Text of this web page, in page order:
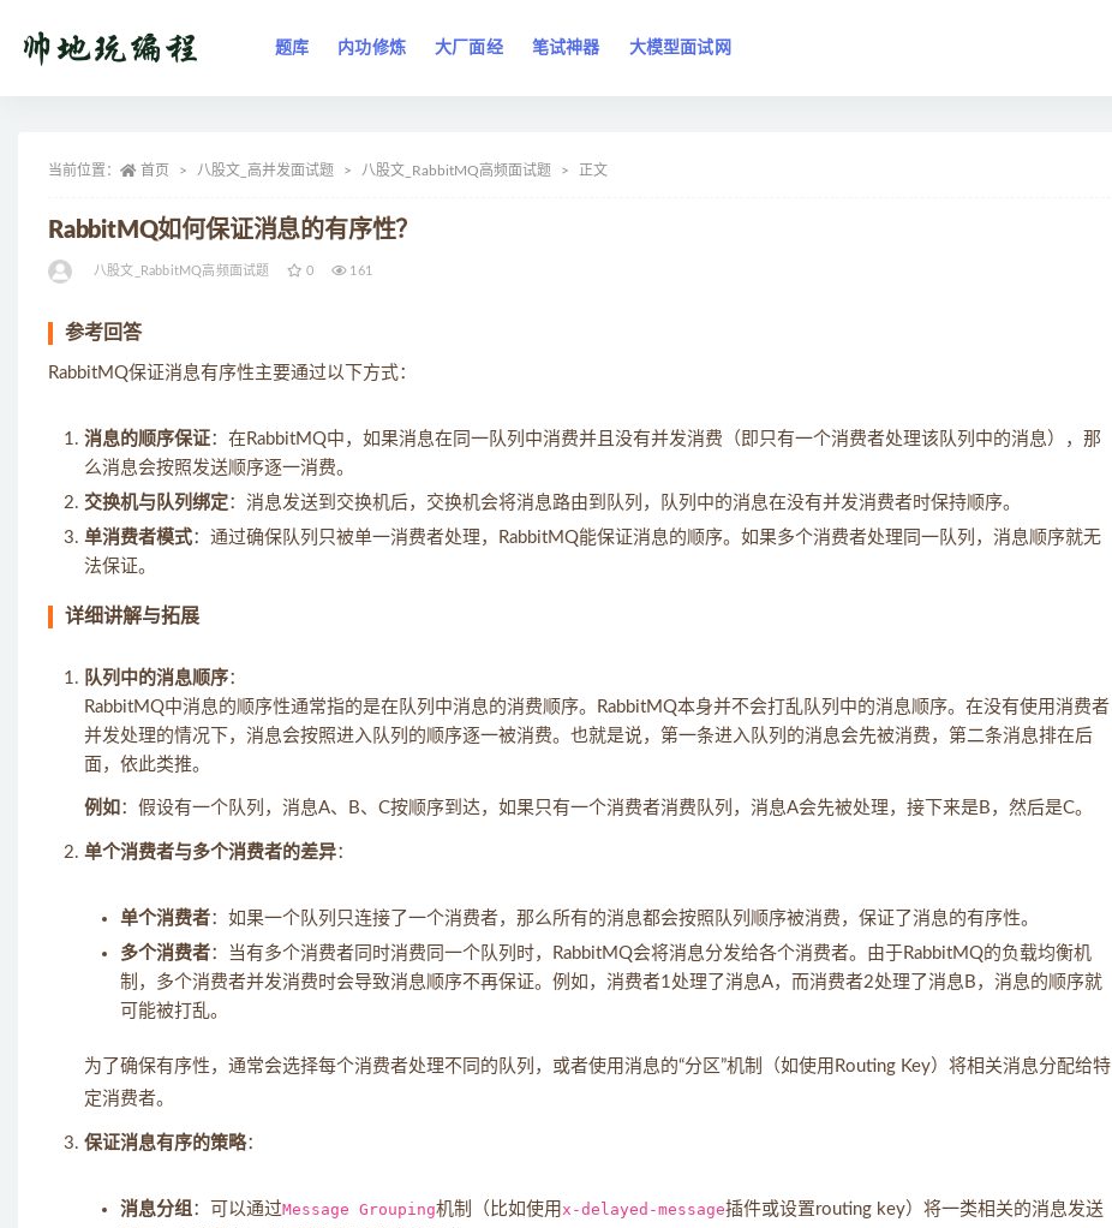
题库 内功修炼 大厂面经 笔试神器 大模型面试网
当前位置： 首页 八股文_高并发面试题 八股文_RabbitMQ高频面试题 正文
RabbitMQ如何保证消息的有序性？
八股文_RabbitMQ高频面试题 0 161
参考回答
RabbitMQ保证消息有序性主要通过以下方式：
消息的顺序保证：在RabbitMQ中，如果消息在同一队列中消费并且没有并发消费（即只有一个消费者处理该队列中的消息），那
么消息会按照发送顺序逐一消费。
交换机与队列绑定：消息发送到交换机后，交换机会将消息路由到队列，队列中的消息在没有并发消费者时保持顺序。
单消费者模式：通过确保队列只被单一消费者处理，RabbitMQ能保证消息的顺序。如果多个消费者处理同一队列，消息顺序就无
法保证。
详细讲解与拓展
队列中的消息顺序：
RabbitMQ中消息的顺序性通常指的是在队列中消息的消费顺序。RabbitMQ本身并不会打乱队列中的消息顺序。在没有使用消费者
并发处理的情况下，消息会按照进入队列的顺序逐一被消费。也就是说，第一条进入队列的消息会先被消费，第二条消息排在后
面，依此类推。
例如 ：假设有一个队列，消息A、B、C按顺序到达，如果只有一个消费者消费队列，消息A会先被处理，接下来是B，然后是C。
单个消费者与多个消费者的差异：
单个消费者：如果一个队列只连接了一个消费者，那么所有的消息都会按照队列顺序被消费，保证了消息的有序性。
多个消费者：当有多个消费者同时消费同一个队列时，RabbitMQ会将消息分发给各个消费者。由于RabbitMQ的负载均衡机
制，多个消费者并发消费时会导致消息顺序不再保证。例如，消费者1处理了消息A，而消费者2处理了消息B，消息的顺序就
可能被打乱。
为了确保有序性，通常会选择每个消费者处理不同的队列，或者使用消息的“分区”机制（如使用Routing Key）将相关消息分配给特
定消费者。
保证消息有序的策略：
消息分组：可以通过Message Grouping机制（比如使用x-delayed-message插件或设置routing key）将一类相关的消息发送